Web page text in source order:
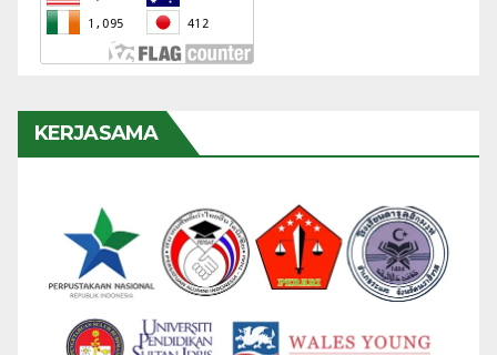
KERJASAMA